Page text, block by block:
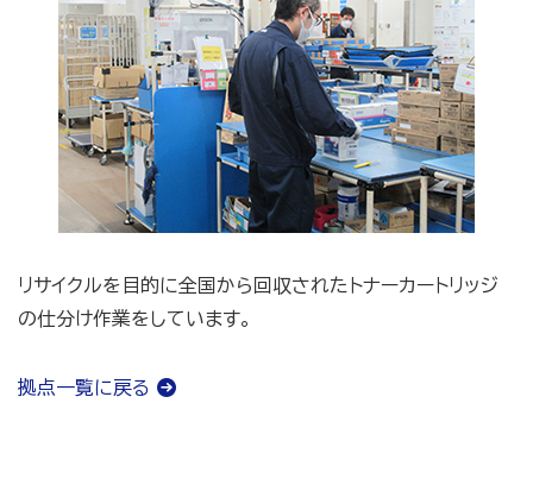
リサイクルを目的に全国から回収されたトナーカートリッジ
の仕分け作業をしています。
拠点一覧に戻る